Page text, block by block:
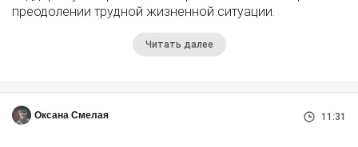
преодолении трудной жизненной ситуации.
Читать далее
Оксана Смелая 11:31